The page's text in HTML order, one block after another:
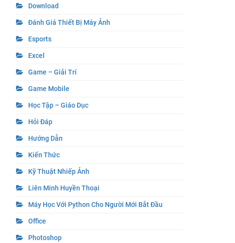
Download
Đánh Giá Thiết Bị Máy Ảnh
Esports
Excel
Game – Giải Trí
Game Mobile
Học Tập – Giáo Dục
Hỏi Đáp
Hướng Dẫn
Kiến Thức
Kỹ Thuật Nhiếp Ảnh
Liên Minh Huyền Thoại
Máy Học Với Python Cho Người Mới Bắt Đầu
Office
Photoshop